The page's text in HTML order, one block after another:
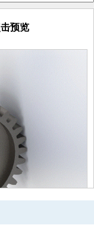
预览